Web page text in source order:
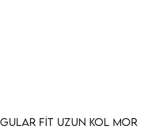
Fit Uzun Kol Mor